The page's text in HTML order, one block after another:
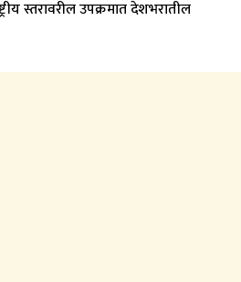
स्तरावरील उपक्रमात देशभरातील